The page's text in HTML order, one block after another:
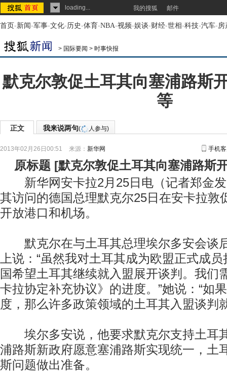
loading... 我的搜狐 邮件
首页-新闻-军事-文化-历史-体育-NBA-视频-娱谈-财经-世相-科技-汽车-房
> 国际要闻 > 时事快报
默克尔敦促土耳其向塞浦路斯
等
正文 我来说两句( 人参与)
2013年02月26日00:51 来源： 新华网 手机
原标题 [默克尔敦促土耳其向塞浦路斯
新华网安卡拉2月25日电（记者郑金
其访问的德国总理默克尔25日在安卡拉敦
开放港口和机场。
默克尔在与土耳其总理埃尔多安会谈
上说：“虽然我对土耳其成为欧盟正式成
国希望土耳其继续就入盟展开谈判。我们
卡拉协定补充协议》的进度。”她说：“如
度，那么许多政策领域的土耳其入盟谈判
埃尔多安说，他要求默克尔支持土耳
浦路斯新政府愿意塞浦路斯实现统一，土
斯问题做出准备。